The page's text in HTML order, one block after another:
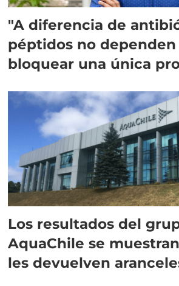
"A diferencia de
péptidos no dependen
bloquear una única
Los resultados del
AquaChile se
les devuelven